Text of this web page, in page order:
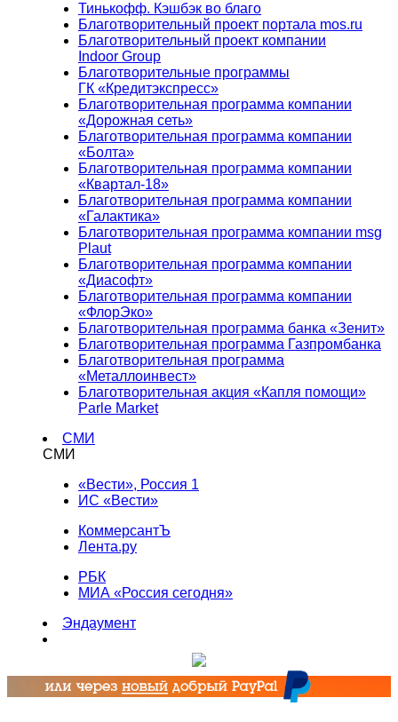
Тинькофф. Кэшбэк во благо
Благотворительный проект портала mos.ru
Благотворительный проект компании
Indoor Group
Благотворительные программы
ГК «Кредитэкспресс»
Благотворительная программа компании
«Дорожная сеть»
Благотворительная программа компании
«Болта»
Благотворительная программа компании
«Квартал-18»
Благотворительная программа компании
«Галактика»
Благотворительная программа компании msg
Plaut
Благотворительная программа компании
«Диасофт»
Благотворительная программа компании
«ФлорЭко»
Благотворительная программа банка «Зенит»
Благотворительная программа Газпромбанка
Благотворительная программа
«Металлоинвест»
Благотворительная акция «Капля помощи»
Parle Market
СМИ
СМИ
«Вести», Россия 1
ИС «Вести»
КоммерсантЪ
Лента.ру
РБК
МИА «Россия сегодня»
Эндаумент